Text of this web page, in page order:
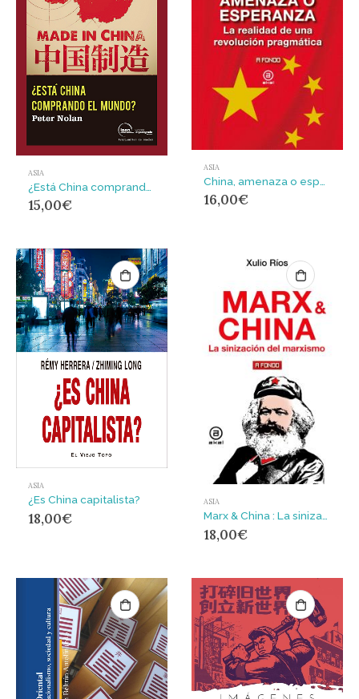
ASIA
15,00€
ASIA
16,00€
ASIA
¿Es China capitalista?
18,00€
ASIA
18,00€